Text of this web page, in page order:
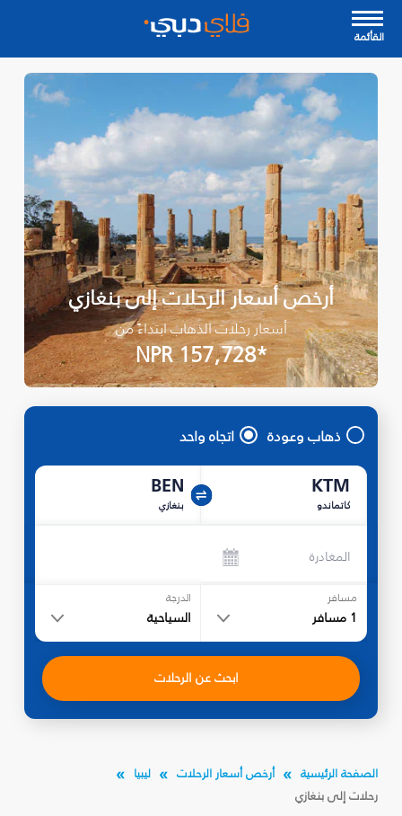
القأئمة
أرخص أسعار الرحلات إلى بنغازي
أسعار رحلات الذهاب ابتداءً من
*NPR 157,728
ذهاب وعودة اتجاه واحد
KTM
كاتماندو
BEN
بنغازي
المغادرة
مسافر
1 مسافر
الدرجة
السياحية
ابحث عن الرحلات
الصفحة الرئيسية أرخص أسعار الرحلات
ليبيا
رحلات إلى بنغازي